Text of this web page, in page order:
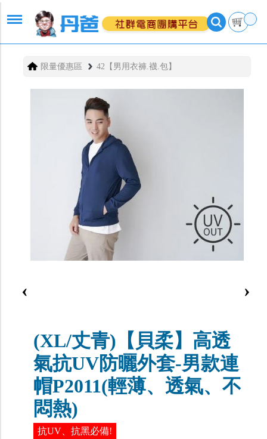
限量優惠區 42【男用衣褲.襪.包】
‹ ›
(XL/丈青)【貝柔】高透
氣抗UV防曬外套-男款連
帽P2011(輕薄、透氣、不
悶熱)
抗UV、抗黑必備!